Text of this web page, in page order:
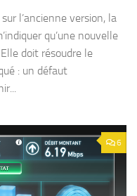
l’ancienne version, la
qu’une nouvelle
doit résoudre le
: un défaut
6